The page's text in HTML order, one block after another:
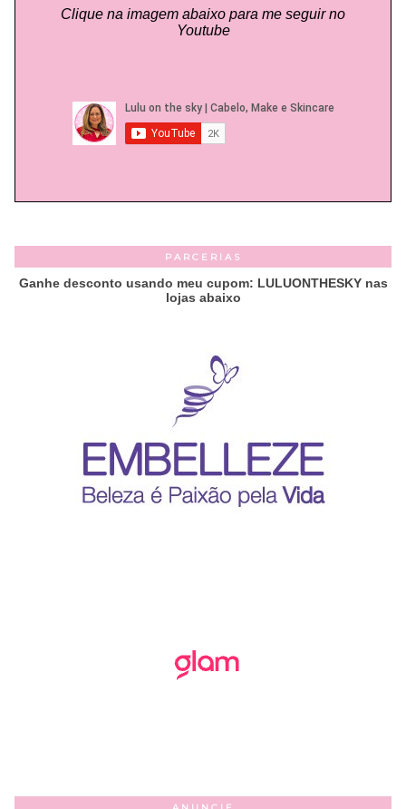
Clique na imagem abaixo para me seguir no
Youtube
PARCERIAS
Ganhe desconto usando meu cupom: LULUONTHESKY nas
lojas abaixo